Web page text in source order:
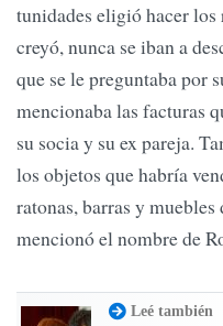
tunidades eligió hacer los
creyó, nunca se iban a
que se le preguntaba por
menciona­ba las facturas
su socia y su ex pare­ja.
los objetos que habría
ratonas, barras y
mencionó el nombre de
Leé también